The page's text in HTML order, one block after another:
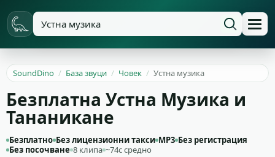
SoundDino / База звуци / Човек / Устна музика
Безплатна Устна Музика и
Тананикане
Безплатно Без лицензионни такси MP3 Без регистрация
Без посочване 8 клипа ~74с средно